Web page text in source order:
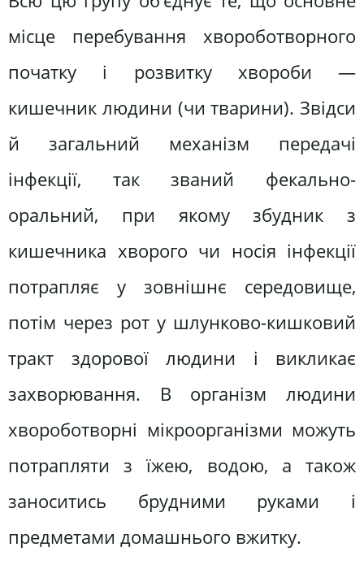
місце перебування хвороботворного
початку і розвитку хвороби —
кишечник людини (чи тварини). Звідси
й загальний механізм передачі
інфекції, так званий фекально-
оральний, при якому збудник з
кишечника хворого чи носія інфекції
потрапляє у зовнішнє середовище,
потім через рот у шлунково-кишковий
тракт здорової людини і викликає
захворювання. В організм людини
хвороботворні мікроорганізми можуть
потрапляти з їжею, водою, а також
заноситись брудними руками і
предметами домашнього вжитку.